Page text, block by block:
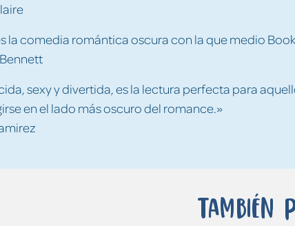
la comedia romántica oscura con la que medio
sexy y divertida, es la lectura perfecta para
en el lado más oscuro del romance.»
También